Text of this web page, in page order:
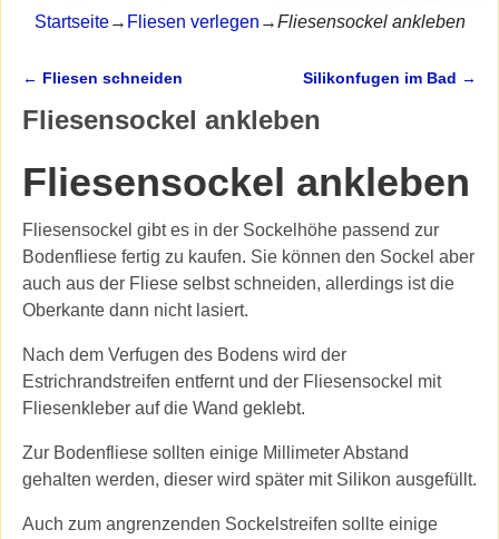
Startseite→ Fliesen verlegen →Fliesensockel ankleben
← Fliesen schneiden Silikonfugen im Bad →
Fliesensockel ankleben
Fliesensockel ankleben
Fliesensockel gibt es in der Sockelhöhe passend zur
Bodenfliese fertig zu kaufen. Sie können den Sockel aber
auch aus der Fliese selbst schneiden, allerdings ist die
Oberkante dann nicht lasiert.
Nach dem Verfugen des Bodens wird der
Estrichrandstreifen entfernt und der Fliesensockel mit
Fliesenkleber auf die Wand geklebt.
Zur Bodenfliese sollten einige Millimeter Abstand
gehalten werden, dieser wird später mit Silikon ausgefüllt.
Auch zum angrenzenden Sockelstreifen sollte einige